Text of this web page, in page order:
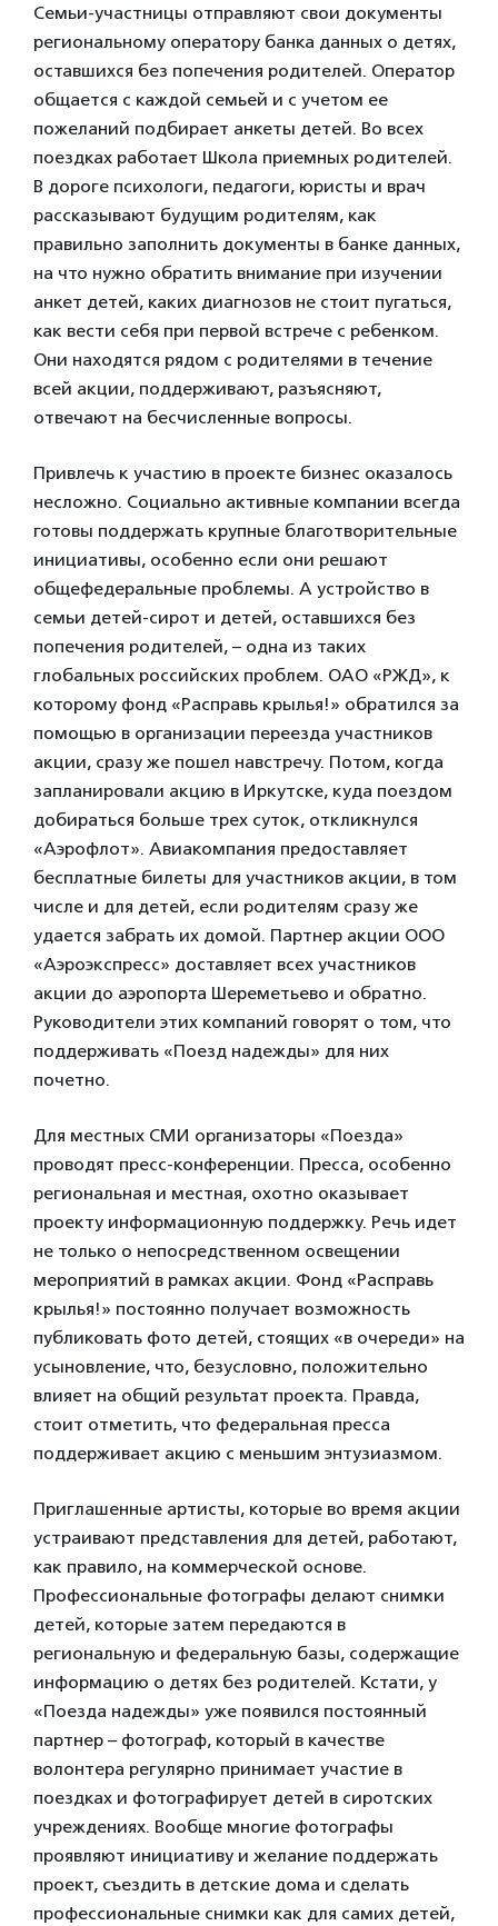
Семьи-участницы отправляют свои документы
региональному оператору банка данных о детях,
оставшихся без попечения родителей. Оператор
общается с каждой семьей и с учетом ее
пожеланий подбирает анкеты детей. Во всех
поездках работает Школа приемных родителей.
В дороге психологи, педагоги, юристы и врач
рассказывают будущим родителям, как
правильно заполнить документы в банке данных,
на что нужно обратить внимание при изучении
анкет детей, каких диагнозов не стоит пугаться,
как вести себя при первой встрече с ребенком.
Они находятся рядом с родителями в течение
всей акции, поддерживают, разъясняют,
отвечают на бесчисленные вопросы.
Привлечь к участию в проекте бизнес оказалось
несложно. Социально активные компании всегда
готовы поддержать крупные благотворительные
инициативы, особенно если они решают
общефедеральные проблемы. А устройство в
семьи детей-сирот и детей, оставшихся без
попечения родителей, – одна из таких
глобальных российских проблем. ОАО «РЖД», к
которому фонд «Расправь крылья!» обратился за
помощью в организации переезда участников
акции, сразу же пошел навстречу. Потом, когда
запланировали акцию в Иркутске, куда поездом
добираться больше трех суток, откликнулся
«Аэрофлот». Авиакомпания предоставляет
бесплатные билеты для участников акции, в том
числе и для детей, если родителям сразу же
удается забрать их домой. Партнер акции ООО
«Аэроэкспресс» доставляет всех участников
акции до аэропорта Шереметьево и обратно.
Руководители этих компаний говорят о том, что
поддерживать «Поезд надежды» для них
почетно.
Для местных СМИ организаторы «Поезда»
проводят пресс-конференции. Пресса, особенно
региональная и местная, охотно оказывает
проекту информационную поддержку. Речь идет
не только о непосредственном освещении
мероприятий в рамках акции. Фонд «Расправь
крылья!» постоянно получает возможность
публиковать фото детей, стоящих «в очереди» на
усыновление, что, безусловно, положительно
влияет на общий результат проекта. Правда,
стоит отметить, что федеральная пресса
поддерживает акцию с меньшим энтузиазмом.
Приглашенные артисты, которые во время акции
устраивают представления для детей, работают,
как правило, на коммерческой основе.
Профессиональные фотографы делают снимки
детей, которые затем передаются в
региональную и федеральную базы, содержащие
информацию о детях без родителей. Кстати, у
«Поезда надежды» уже появился постоянный
партнер – фотограф, который в качестве
волонтера регулярно принимает участие в
поездках и фотографирует детей в сиротских
учреждениях. Вообще многие фотографы
проявляют инициативу и желание поддержать
проект, съездить в детские дома и сделать
профессиональные снимки как для самих детей,